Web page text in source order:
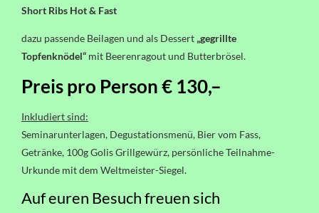
Short Ribs Hot & Fast
dazu passende Beilagen und als Dessert „gegrillte
Topfenknödel“ mit Beerenragout und Butterbrösel.
Preis pro Person € 130,–
Inkludiert sind:
Seminarunterlagen, Degustationsmenü, Bier vom Fass,
Getränke, 100g Golis Grillgewürz, persönliche Teilnahme-
Urkunde mit dem Weltmeister-Siegel.
Auf euren Besuch freuen sich